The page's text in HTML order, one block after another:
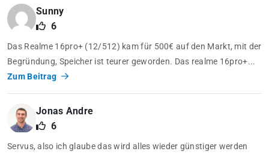
Sunny
6
Das Realme 16pro+ (12/512) kam für 500€ auf den Markt, mit der
Begründung, Speicher ist teurer geworden. Das realme 16pro+...
Zum Beitrag
Jonas Andre
6
Servus, also ich glaube das wird alles wieder günstiger werden